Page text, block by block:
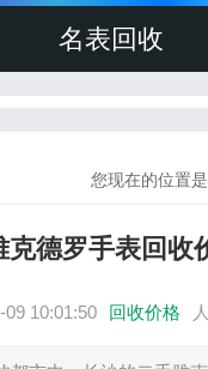
名表回收
您现在的位置
克德罗手表回收
09 10:01:50 回收价格